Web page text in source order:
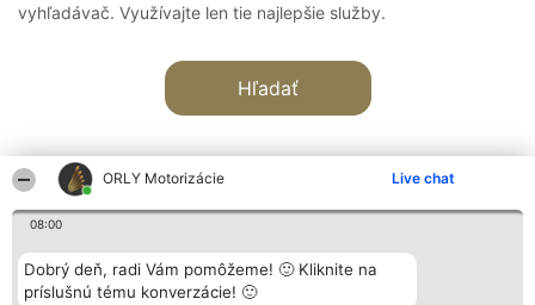
ORLY Motorizácie Live chat
08:00
Dobrý deň, radi Vám pomôžeme! 🙂 Kliknite na
príslušnú tému konverzácie! 🙂
vyhľadávač. Využívajte len tie najlepšie služby.
Hľadať
Organizátor hodnotenia
Bright Side Solutions sp. z o.
o. sp. k.
Hodnotenie
Laureáti
Lista
Kontakt
Kontakt